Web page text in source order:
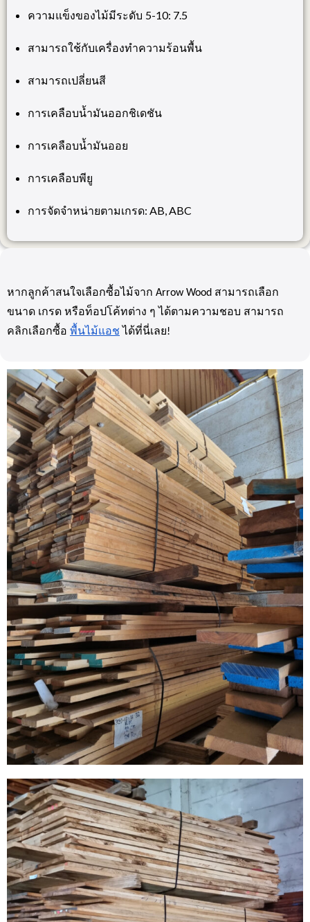
ความแข็งของไม้มีระดับ 5-10: 7.5
สามารถใช้กับเครื่องทำความร้อนพื้น
สามารถเปลี่ยนสี
การเคลือบน้ำมันออกชิเดชัน
การเคลือบน้ำมันออย
การเคลือบพียู
การจัดจำหน่ายตามเกรด: AB, ABC
หากลูกค้าสนใจเลือกซื้อไม้จาก Arrow Wood สามารถเลือก
ขนาด เกรด หรือท็อปโค้ทต่าง ๆ ได้ตามความชอบ สามารถ
คลิกเลือกซื้อ พื้นไม้แอช ได้ที่นี่เลย!